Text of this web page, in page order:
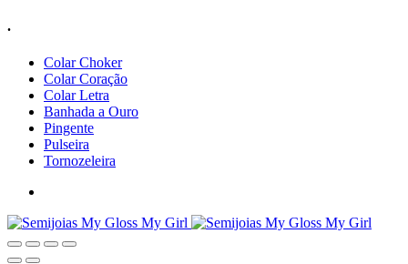
.
Colar Choker
Colar Coração
Colar Letra
Banhada a Ouro
Pingente
Pulseira
Tornozeleira